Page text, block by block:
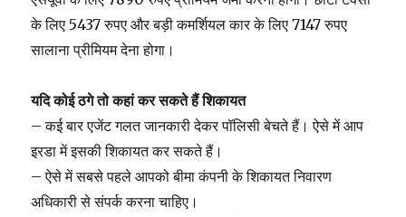
के लिए 5437 रुपए और बड़ी कमर्शियल कार के लिए 7147 रुपए
सालाना प्रीमियम देना होगा।
यदि कोई ठगे तो कहां कर सकते हैं शिकायत
– कई बार एजेंट गलत जानकारी देकर पॉलिसी बेचते हैं। ऐसे में आप
इरडा में इसकी शिकायत कर सकते हैं।
– ऐसे में सबसे पहले आपको बीमा कंपनी के शिकायत निवारण
अधिकारी से संपर्क करना चाहिए।